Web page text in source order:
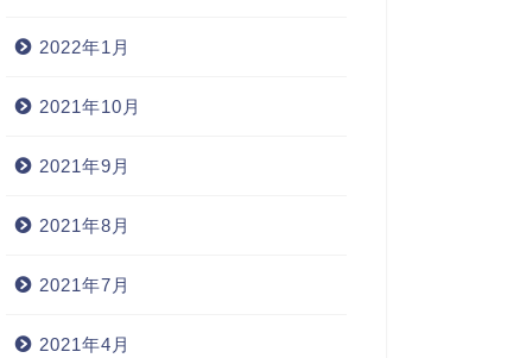
2022年1月
2021年10月
2021年9月
2021年8月
2021年7月
2021年4月